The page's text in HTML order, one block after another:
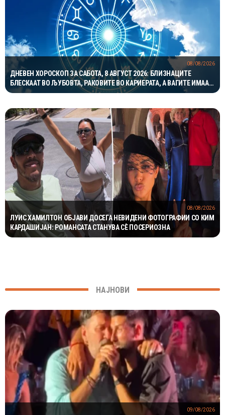
ДНЕВЕН ХОРОСКОП ЗА САБОТА, 8 АВГУСТ 2026: БЛИЗНАЦИТЕ
БЛЕСКААТ ВО ЉУБОВТА, РАКОВИТЕ ВО КАРИЕРАТА, А ВАГИТЕ ИМААТ
ОДЛИЧЕН ДЕН ЗА ХАРМОНИЈА
08/08/2026
ЛУИС ХАМИЛТОН ОБЈАВИ ДОСЕГА НЕВИДЕНИ ФОТОГРАФИИ СО КИМ
КАРДАШИЈАН: РОМАНСАТА СТАНУВА СÈ ПОСЕРИОЗНА
08/08/2026
НАЈНОВИ
09/08/2026